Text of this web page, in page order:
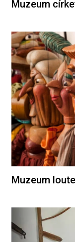
Muzeum
Muzeum